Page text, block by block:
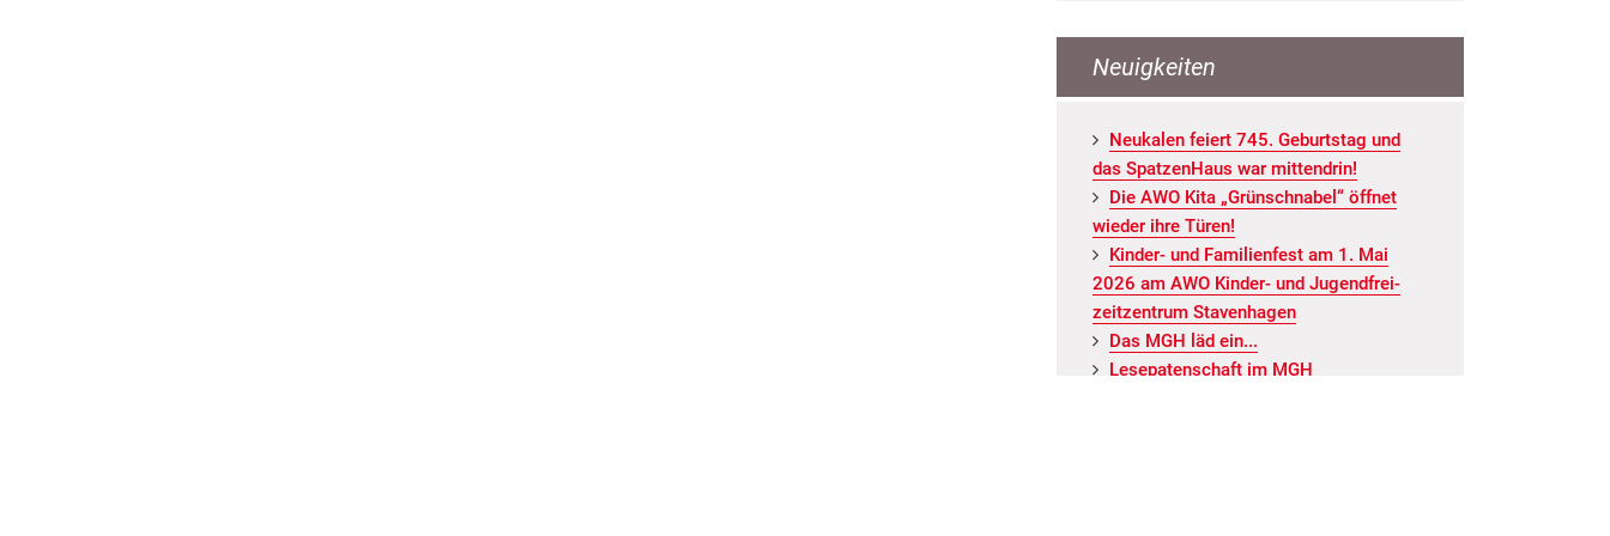
Neuigkeiten
Neu­ka­len fei­ert 745. Ge­burts­tag und
das Spat­zen­Haus war mit­ten­drin!
Die AWO Kita „Grün­schna­bel“ öff­net
wie­der ihre Türen!
Kin­der- und Fa­mi­li­en­fest am 1. Mai
2026 am AWO Kin­der- und Ju­gend­frei­
zeit­zen­trum Staven­ha­gen
Das MGH läd ein...
Le­se­pa­ten­schaft im MGH